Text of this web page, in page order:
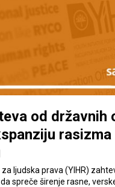
od državnih
rasizma
ljudska prava (YIHR)
spreče širenje rasne,